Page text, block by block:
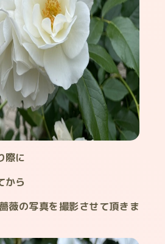
際に
から
薇の写真を撮影させて頂きま